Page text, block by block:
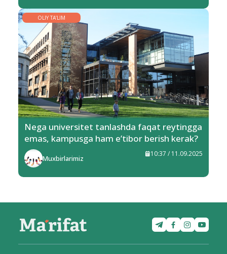
OLIY TA’LIM
Nega universitet tanlashda faqat reytingga
emas, kampusga ham e’tibor berish kerak?
Muxbirlarimiz
10:37 / 11.09.2025